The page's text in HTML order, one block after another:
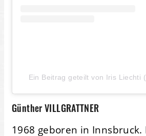
Ein Beitrag geteilt von Iris Liechti
Günther VILLGRATTNER
1968 geboren in Innsbruck.